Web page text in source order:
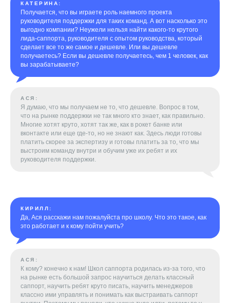
КАТЕРИНА:
Получается, что вы играете роль наемного проекта
руководителя поддержки для таких команд. А вот насколько это
выгодно компании? Неужели нельзя найти какого-то крутого
лида-саппорта, руководителя с опытом руководства, который
сделает все то же самое и дешевле. Или вы дешевле
получаетесь? Если вы дешевле получаетесь, чем 1 человек, как
вы зарабатываете?
АСЯ:
Я думаю, что мы получаем не то, что дешевле. Вопрос в том,
что на рынке поддержки не так много кто знает, как правильно.
Многие хотят круто, хотят так же, как в рокет банке или
вконтакте или еще где-то, но не знают как. Здесь люди готовы
платить скорее за экспертизу и готовы платить за то, что мы
выстроим команду внутри и обучим уже их ребят и их
руководителя поддержки.
КИРИЛЛ:
Да, Ася расскажи нам пожалуйста про школу. Что это такое, как
это работает и к кому пойти учить?
АСЯ:
К кому? конечно к нам! Школ саппорта родилась из-за того, что
на рынке есть большой запрос научиться делать классный
саппорт, научить ребят круто писать, научить менеджеров
классно ими управлять и понимать как выстраивать саппорт